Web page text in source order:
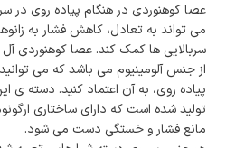
عصا کوهنوردی در هنگام پیاده روی در
می تواند به تعادل، کاهش فشار به
سربالایی ها کمک کند. عصا کوهنوردی
از جنس آلومینیوم می باشد که می
تولید شده است که دارای ساختاری
مانع فشار و خستگی دست می شود.